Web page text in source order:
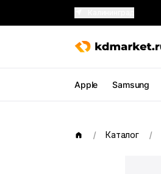
Apple Samsung
Каталог